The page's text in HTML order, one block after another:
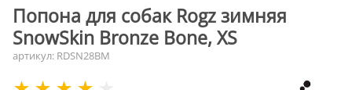
Попона для собак Rogz зимняя
SnowSkin Bronze Bone, XS
артикул: RDSN28BM